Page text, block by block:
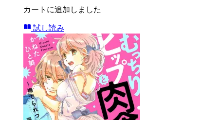
カートに追加しました
試し読み